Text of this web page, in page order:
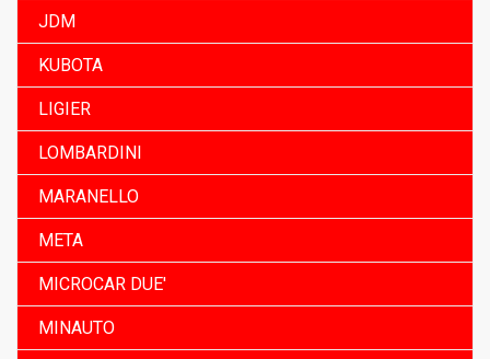
JDM
KUBOTA
LIGIER
LOMBARDINI
MARANELLO
META
MICROCAR DUE'
MINAUTO